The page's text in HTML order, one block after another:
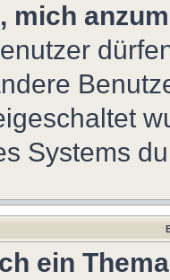
mich
Systems
ein